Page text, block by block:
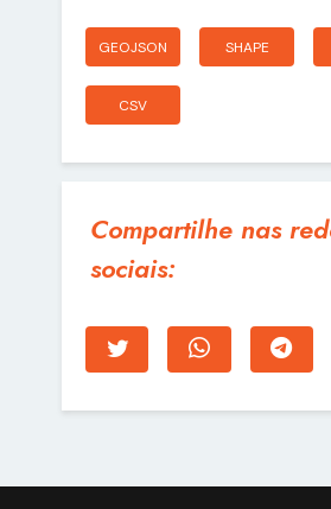
GEOJSON SHAPE
CSV
Compartilhe nas
sociais: